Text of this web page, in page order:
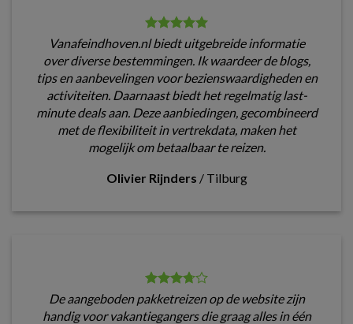
Vanafeindhoven.nl biedt uitgebreide informatie
over diverse bestemmingen. Ik waardeer de blogs,
tips en aanbevelingen voor bezienswaardigheden en
activiteiten. Daarnaast biedt het regelmatig last-
minute deals aan. Deze aanbiedingen, gecombineerd
met de flexibiliteit in vertrekdata, maken het
mogelijk om betaalbaar te reizen.
Olivier Rijnders / Tilburg
De aangeboden pakketreizen op de website zijn
handig voor vakantiegangers die graag alles in één